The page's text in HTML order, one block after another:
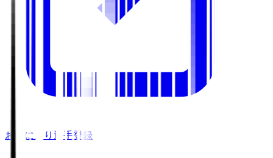
お気に入り選手登録